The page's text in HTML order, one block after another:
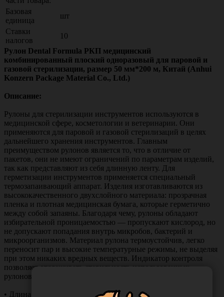
Базовая
единица
шт
Ставки
налогов
10
Рулон Dental Formula РКП медицинский
комбинированный плоский одноразовый для паровой и
газовой стерилизации, размер 50 мм*200 м, Китай (Anhui
Konzern Package Material Co., Ltd.)
Описание:
Рулоны для стерилизации инструментов используются в
медицинской сфере, косметологии и ветеринарии. Они
применяются для паровой и газовой стерилизаций в целях
дальнейшего хранения инструментов. Главным
преимуществом рулонов является то, что в отличие от
пакетов, они не имеют ограничений по параметрам изделий,
так как представляют из себя длинную ленту. Для
герметизации инструментов применяется специальный
термозапаивающий аппарат. Изделия изготавливаются из
высококачественного двухслойного материала: прозрачная
пленка и плотная медицинская бумага, которые герметично
между собой запаяны. Благодаря чему, рулоны обладают
избирательной проницаемостью — пропускают кислород, но
не допускают попадания внутрь микробов, бактерий и
микроорганизмов. Материал рулона термоустойчив, легко
переносит пар и высокие температурные режимы, не выделяя
при этом никаких вредных веществ. Индикатор контроля
позволяет отслеживать стерильность использованных
рулонов.
• Длина — 200 м